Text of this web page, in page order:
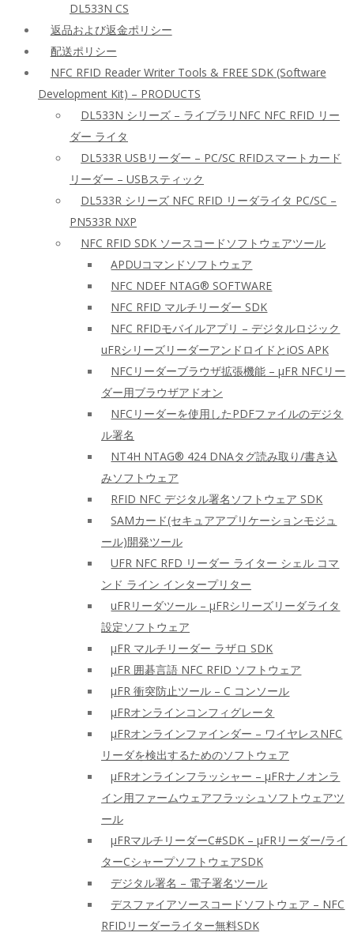
DL533N CS
返品および返金ポリシー
配送ポリシー
NFC RFID Reader Writer Tools & FREE SDK (Software
Development Kit) – PRODUCTS
DL533N シリーズ – ライブラリNFC NFC RFID リー
ダー ライタ
DL533R USBリーダー – PC/SC RFIDスマートカード
リーダー – USBスティック
DL533R シリーズ NFC RFID リーダライタ PC/SC –
PN533R NXP
NFC RFID SDK ソースコードソフトウェアツール
APDUコマンドソフトウェア
NFC NDEF NTAG® SOFTWARE
NFC RFID マルチリーダー SDK
NFC RFIDモバイルアプリ – デジタルロジック
uFRシリーズリーダーアンドロイドとiOS APK
NFCリーダーブラウザ拡張機能 – μFR NFCリー
ダー用ブラウザアドオン
NFCリーダーを使用したPDFファイルのデジタ
ル署名
NT4H NTAG® 424 DNAタグ読み取り/書き込
みソフトウェア
RFID NFC デジタル署名ソフトウェア SDK
SAMカード(セキュアアプリケーションモジュ
ール)開発ツール
UFR NFC RFD リーダー ライター シェル コマ
ンド ライン インタープリター
uFRリーダツール – μFRシリーズリーダライタ
設定ソフトウェア
μFR マルチリーダー ラザロ SDK
μFR 囲碁言語 NFC RFID ソフトウェア
μFR 衝突防止ツール – C コンソール
μFRオンラインコンフィグレータ
μFRオンラインファインダー – ワイヤレスNFC
リーダを検出するためのソフトウェア
μFRオンラインフラッシャー – μFRナノオンラ
イン用ファームウェアフラッシュソフトウェアツ
ール
μFRマルチリーダーC#SDK – μFRリーダー/ライ
ターCシャープソフトウェアSDK
デジタル署名 – 電子署名ツール
デスファイアソースコードソフトウェア – NFC
RFIDリーダーライター無料SDK